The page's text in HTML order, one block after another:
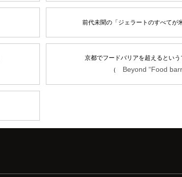
前代未聞の「ジェラートのすべてが
京都でフードバリアを超えるとい
（
Beyond “Food